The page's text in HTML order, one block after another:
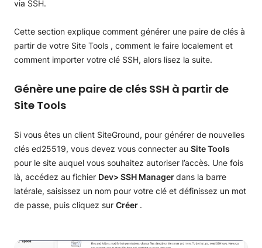
via SSH.
Cette section explique comment générer une paire de clés à
partir de votre Site Tools , comment le faire localement et
comment importer votre clé SSH, alors lisez la suite.
Génère une paire de clés SSH à partir de
Site Tools
Si vous êtes un client SiteGround, pour générer de nouvelles
clés ed25519, vous devez vous connecter au Site Tools
pour le site auquel vous souhaitez autoriser l’accès. Une fois
là, accédez au fichier Dev> SSH Managerdans la barre
latérale, saisissez un nom pour votre clé et définissez un mot
de passe, puis cliquez sur Créer .